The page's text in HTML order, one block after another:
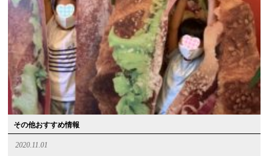
その他おすすめ情報
2020.11.01